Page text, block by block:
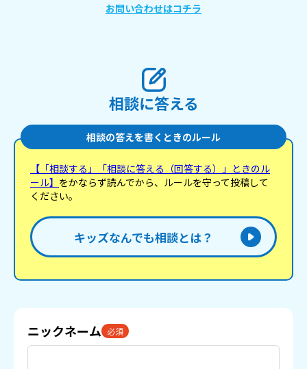
お問い合わせはコチラ
相談に答える
相談の答えを書くときのルール
【「相談する」「相談に答える（回答する）」ときのル
ール】 をかならず読んでから、ルールを守って投稿して
ください。
キッズなんでも相談とは？
ニックネーム 必須